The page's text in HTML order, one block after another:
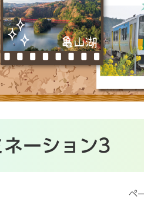
ネーション3
ペ